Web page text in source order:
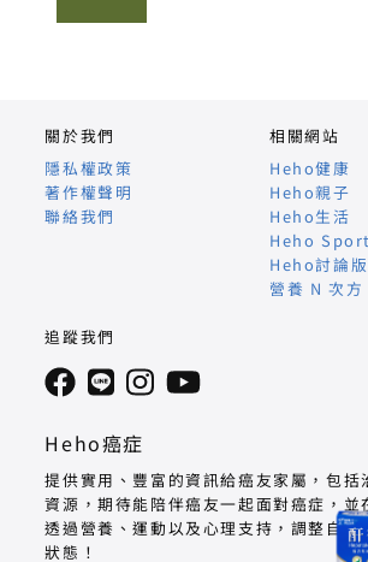
Heho癌症
提供實用、豐富的資訊給癌友家屬，包括
資源，期待能陪伴癌友一起面對癌症，並
透過營養、運動以及心理支持，調整自己
狀態！
關於我們
隱私權政策
著作權聲明
聯絡我們
相關網站
Heho健康
Heho親子
Heho生活
Heho
Heho討論版
營養 N 次方
追蹤我們